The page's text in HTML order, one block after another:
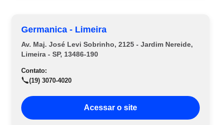
Germanica - Limeira
Av. Maj. José Levi Sobrinho, 2125 - Jardim Nereide,
Limeira - SP, 13486-190
Contato:
(19) 3070-4020
Acessar o site